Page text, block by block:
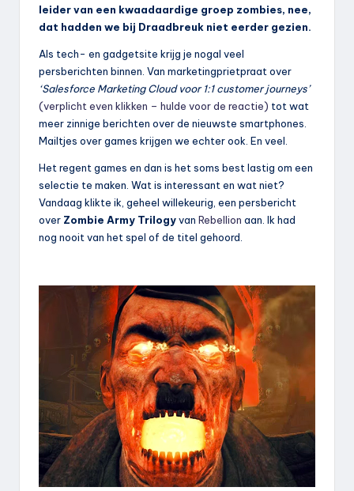
leider van een kwaadaardige groep zombies, nee,
dat hadden we bij Draadbreuk niet eerder gezien.
Als tech- en gadgetsite krijg je nogal veel
persberichten binnen. Van marketingprietpraat over
‘Salesforce Marketing Cloud voor 1:1 customer journeys’
(verplicht even klikken – hulde voor de reactie) tot wat
meer zinnige berichten over de nieuwste smartphones.
Mailtjes over games krijgen we echter ook. En veel.
Het regent games en dan is het soms best lastig om een
selectie te maken. Wat is interessant en wat niet?
Vandaag klikte ik, geheel willekeurig, een persbericht
over Zombie Army Trilogyvan Rebellion aan. Ik had
nog nooit van het spel of de titel gehoord.